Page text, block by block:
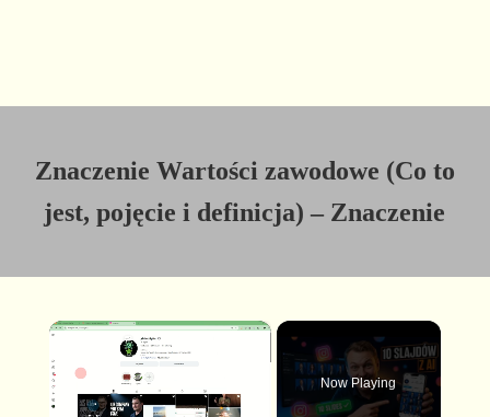
Znaczenie Wartości zawodowe (Co to
jest, pojęcie i definicja) – Znaczenie
×
Now Playing